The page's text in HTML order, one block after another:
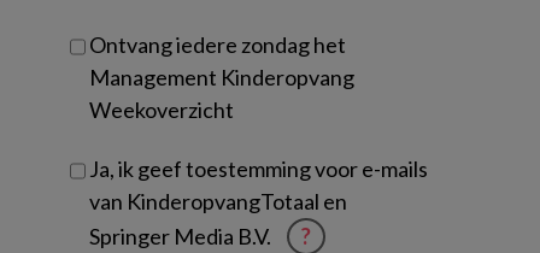
Ontvang iedere zondag het
Management Kinderopvang
Weekoverzicht
Ja, ik geef toestemming voor e-mails
van KinderopvangTotaal en
Springer Media B.V.
?